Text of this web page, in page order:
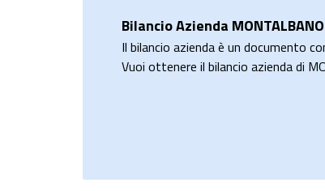
Bilancio Azienda MONTALBANO
Il bilancio azienda è un documento
Vuoi ottenere il bilancio azienda di